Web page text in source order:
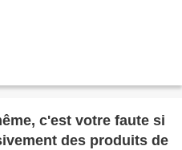
c'est votre faute si
des produits de